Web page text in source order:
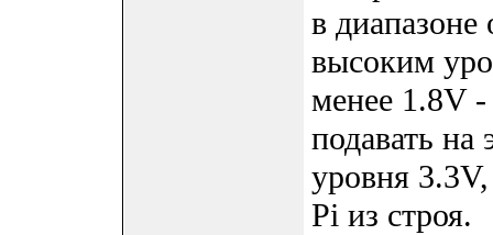
в
высоким
менее 1.8V
подавать
уровня
Pi из строя.